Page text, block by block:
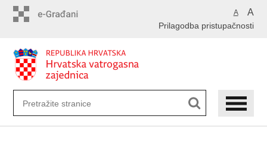
A A
Prilagodba pristupačnosti